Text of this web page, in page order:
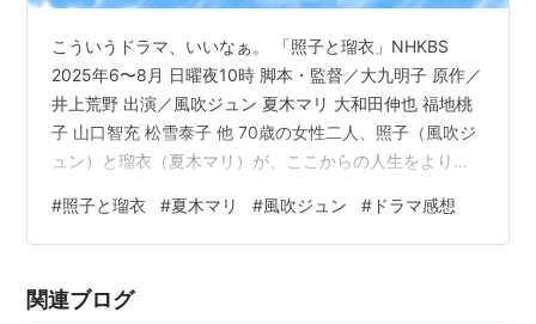
こういうドラマ、いいなぁ。 「照子と瑠衣」NHKBS
2025年6〜8月 日曜夜10時 脚本・監督／大九明子 原作／
井上荒野 出演／風吹ジュン 夏木マリ 大和田伸也 福地桃
子 山口智充 松雪泰子 他 70歳の女性二人、照子（風吹ジ
ュン）と瑠衣（夏木マリ）が、ここからの人生をよりよ
てここまで我慢に我慢を重ねてきたモラハラ夫（大和田
伸也）と決別する決意をし、シャンソン歌手の瑠衣は、
が、中学校時代のように手に手を取り合って、照子の夫
#照子と瑠衣 #夏木マリ #風吹ジュン # ドラマ感想
関連ブログ